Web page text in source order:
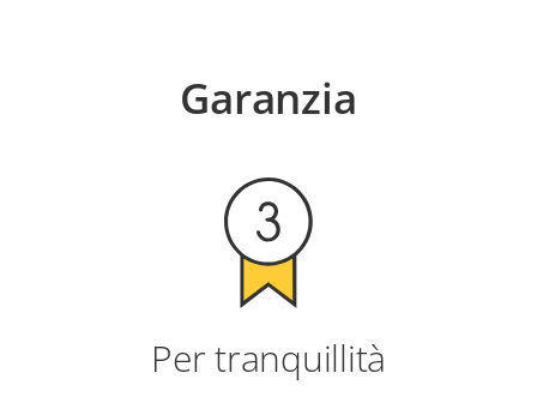
Garanzia
Per tranquillità